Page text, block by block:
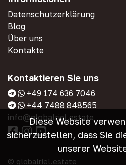
Datenschutzerklärung
Blog
Über uns
Kontakte
Kontaktieren Sie uns
+49 174 636 7046
+44 7488 848565
info@globalriel.estate
© globalriel.estate
Diese Website
sicherzustellen, dass Sie
unserer